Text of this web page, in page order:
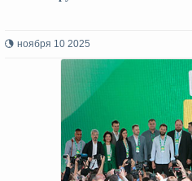
ноября 10 2025